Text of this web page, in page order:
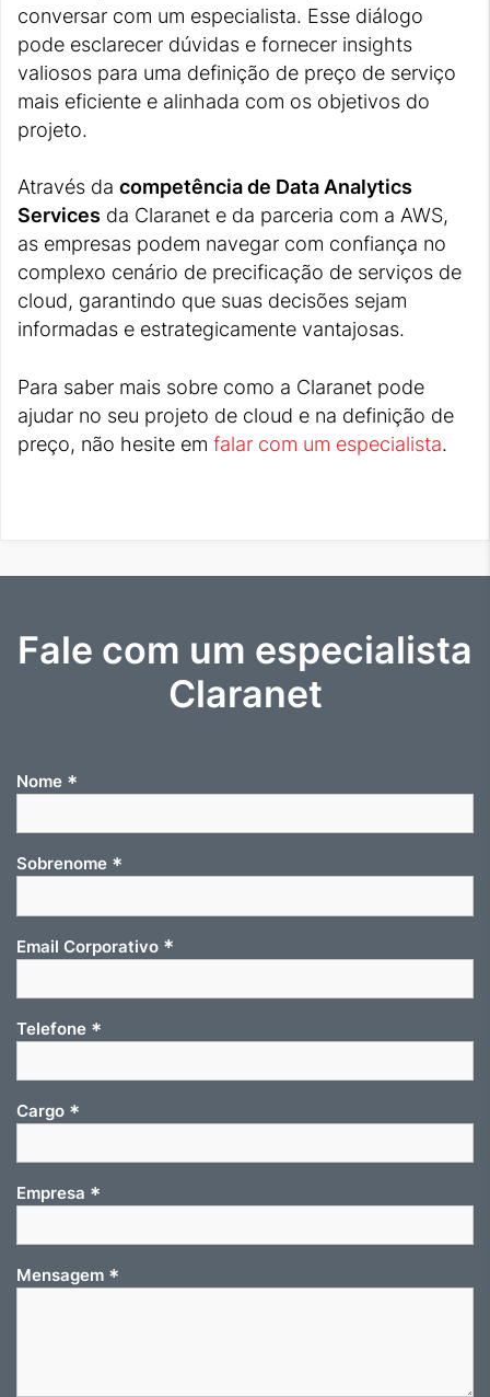
conversar com um especialista. Esse diálogo
pode esclarecer dúvidas e fornecer insights
valiosos para uma definição de preço de serviço
mais eficiente e alinhada com os objetivos do
projeto.
Através da competência de Data Analytics
Services da Claranet e da parceria com a AWS,
as empresas podem navegar com confiança no
complexo cenário de precificação de serviços de
cloud, garantindo que suas decisões sejam
informadas e estrategicamente vantajosas.
Para saber mais sobre como a Claranet pode
ajudar no seu projeto de cloud e na definição de
preço, não hesite em falar com um especialista.
Fale com um especialista
Claranet
Nome *
Sobrenome *
Email Corporativo *
Telefone *
Cargo *
Empresa *
Mensagem *